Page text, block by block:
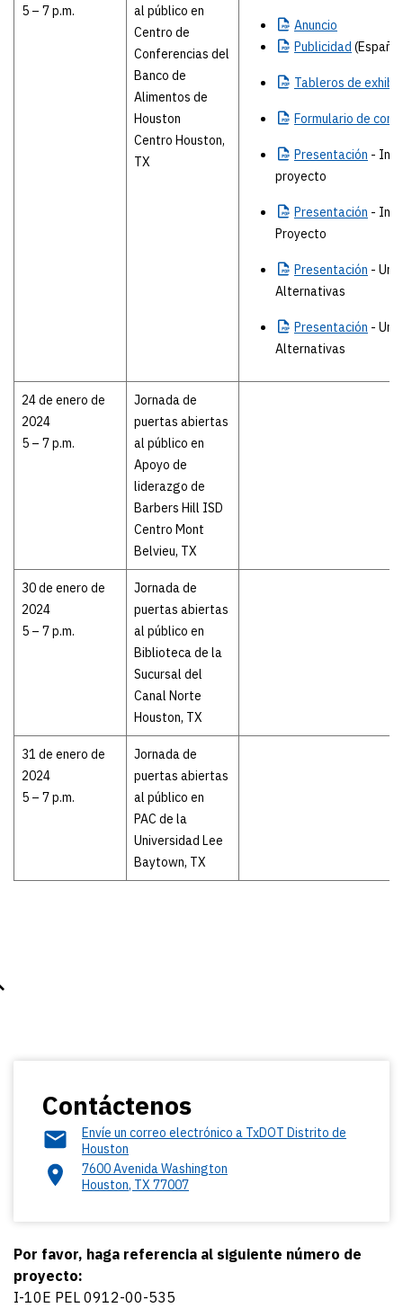
5 – 7 p.m.
al público en
Centro de
Conferencias del
Banco de
Alimentos de
Houston
Centro Houston,
TX
Anuncio
Publicidad
Tableros de
Formulario de
Presentación -
proyecto
Presentación -
Proyecto
Presentación -
Alternativas
Presentación -
Alternativas
24 de enero de
2024
5 – 7 p.m.
Jornada de
puertas abiertas
al público en
Apoyo de
liderazgo de
Barbers Hill ISD
Centro Mont
Belvieu, TX
30 de enero de
2024
5 – 7 p.m.
Jornada de
puertas abiertas
al público en
Biblioteca de la
Sucursal del
Canal Norte
Houston, TX
31 de enero de
2024
5 – 7 p.m.
Jornada de
puertas abiertas
al público en
PAC de la
Universidad Lee
Baytown, TX
Contáctenos
Envíe un correo electrónico a TxDOT Distrito de
Houston
7600 Avenida Washington
Houston, TX 77007
Por favor, haga referencia al siguiente número de
proyecto:
I-10E PEL 0912-00-535